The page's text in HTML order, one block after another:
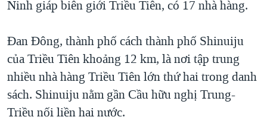
Ninh giáp biên giới Triều Tiên, có 17 nhà hàng.
Đan Đông, thành phố cách thành phố Shinuiju
của Triều Tiên khoảng 12 km, là nơi tập trung
nhiều nhà hàng Triều Tiên lớn thứ hai trong danh
sách. Shinuiju nằm gần Cầu hữu nghị Trung-
Triều nối liền hai nước.